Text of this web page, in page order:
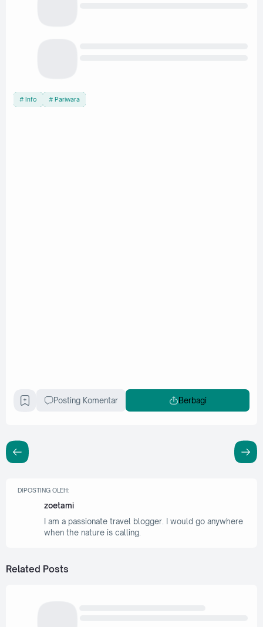
Info Pariwara
Posting Komentar Berbagi
DIPOSTING OLEH:
zoetami
I am a passionate travel blogger. I would go anywhere
when the nature is calling.
Related Posts